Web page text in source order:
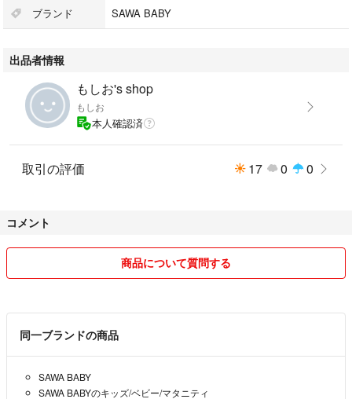
ペット・喫煙者なしの環境で使用していたため安心してご使用いただけま
す。
🌟おすすめポイント
◯日本製のしっかりとした安全構造
◯お世話しやすい高さ調節機能
◯コンパクト収納で一時保管にも便利
◯ナチュラルカラーでお部屋にも馴染みやすい
2019年１月に新品で購入したものです。
佐川急便の大型配送で配送予定。北海道、九州、沖縄への配送は不可とさ
ブランド SAWA BABY
出品者情報
もしお's shop
もしお
本人確認済
取引の評価 17 0 0
コメント
商品について質問する
同一ブランドの商品
SAWA BABY
SAWA BABYのキッズ/ベビー/マタニティ